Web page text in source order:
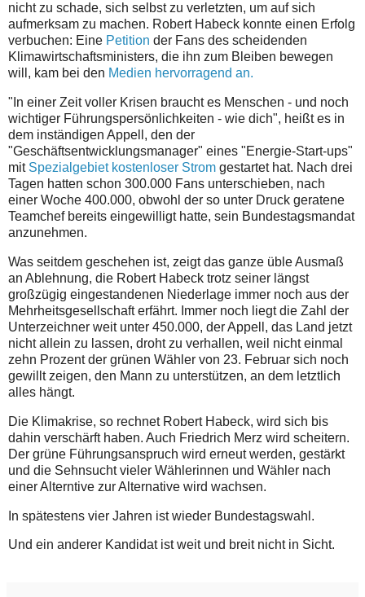
nicht zu schade, sich selbst zu verletzten, um auf sich
aufmerksam zu machen. Robert Habeck konnte einen Erfolg
verbuchen: Eine Petition der Fans des scheidenden
Klimawirtschaftsministers, die ihn zum Bleiben bewegen
will, kam bei den Medien hervorragend an.
"In einer Zeit voller Krisen braucht es Menschen - und noch
wichtiger Führungspersönlichkeiten - wie dich", heißt es in
dem inständigen Appell, den der
"Geschäftsentwicklungsmanager" eines "Energie-Start-ups"
mit Spezialgebiet kostenloser Strom gestartet hat. Nach drei
Tagen hatten schon 300.000 Fans unterschieben, nach
einer Woche 400.000, obwohl der so unter Druck geratene
Teamchef bereits eingewilligt hatte, sein Bundestagsmandat
anzunehmen.
Was seitdem geschehen ist, zeigt das ganze üble Ausmaß
an Ablehnung, die Robert Habeck trotz seiner längst
großzügig eingestandenen Niederlage immer noch aus der
Mehrheitsgesellschaft erfährt. Immer noch liegt die Zahl der
Unterzeichner weit unter 450.000, der Appell, das Land jetzt
nicht allein zu lassen, droht zu verhallen, weil nicht einmal
zehn Prozent der grünen Wähler von 23. Februar sich noch
gewillt zeigen, den Mann zu unterstützen, an dem letztlich
alles hängt.
Die Klimakrise, so rechnet Robert Habeck, wird sich bis
dahin verschärft haben. Auch Friedrich Merz wird scheitern.
Der grüne Führungsanspruch wird erneut werden, gestärkt
und die Sehnsucht vieler Wählerinnen und Wähler nach
einer Alterntive zur Alternative wird wachsen.
In spätestens vier Jahren ist wieder Bundestagswahl.
Und ein anderer Kandidat ist weit und breit nicht in Sicht.